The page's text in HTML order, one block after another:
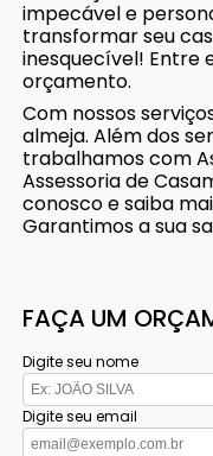
impecável e
transformar seu
inesquecível! Entre
orçamento.
Com nossos
almeja. Além dos
trabalhamos com
Assessoria de
conosco e saiba
Garantimos a sua
FAÇA UM
Digite seu nome
Digite seu email